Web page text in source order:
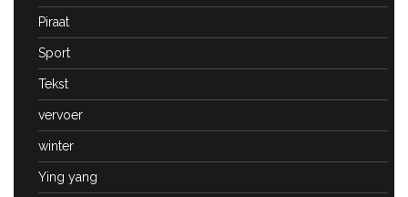
Piraat
Sport
Tekst
vervoer
winter
Ying yang